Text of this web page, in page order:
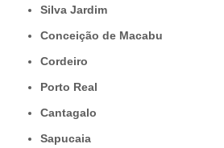
Silva Jardim
Conceição de Macabu
Cordeiro
Porto Real
Cantagalo
Sapucaia